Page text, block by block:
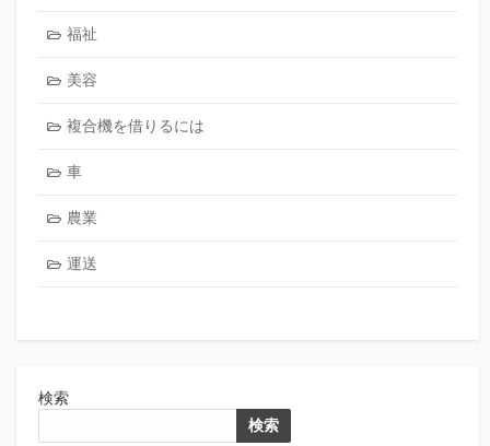
福祉
美容
複合機を借りるには
車
農業
運送
検索
検索